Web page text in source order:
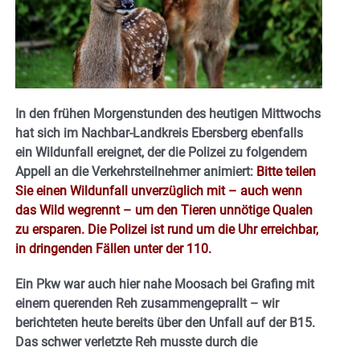
In den frühen Morgenstunden des heutigen Mittwochs
hat sich im Nachbar-Landkreis Ebersberg ebenfalls
ein Wildunfall ereignet, der die Polizei zu folgendem
Appell an die Verkehrsteilnehmer animiert: Bitte teilen
Sie einen Wildunfall unverzüglich mit – auch wenn
das Wild wegrennt – um den Tieren unnötige Qualen
zu ersparen. Die Polizei ist rund um die Uhr erreichbar,
in dringenden Fällen unter der 110.
Ein Pkw war auch hier nahe Moosach bei Grafing mit
einem querenden Reh zusammengeprallt – wir
berichteten heute bereits über den Unfall auf der B15.
Das schwer verletzte Reh musste durch die